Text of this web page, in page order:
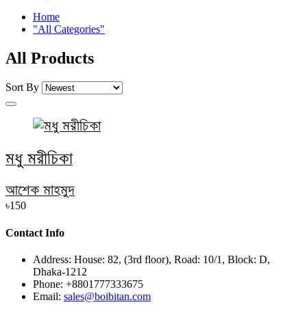
Home
"All Categories"
All Products
Sort By
মধু মরীচিকা
আশেক মাহমুদ
৳150
Contact Info
Address: House: 82, (3rd floor), Road: 10/1, Block: D,
Dhaka-1212
Phone: +8801777333675
Email: sales@boibitan.com